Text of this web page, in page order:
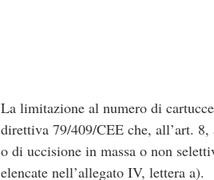
La limitazione al numero di
direttiva 79/409/CEE che, all’art.
o di uccisione in massa o non
elencate nell’allegato IV, lettera a).